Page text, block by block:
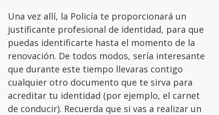
Una vez allí, la Policía te proporcionará un
justificante profesional de identidad, para que
puedas identificarte hasta el momento de la
renovación. De todos modos, sería interesante
que durante este tiempo llevaras contigo
cualquier otro documento que te sirva para
acreditar tu identidad (por ejemplo, el carnet
de conducir). Recuerda que si vas a realizar un